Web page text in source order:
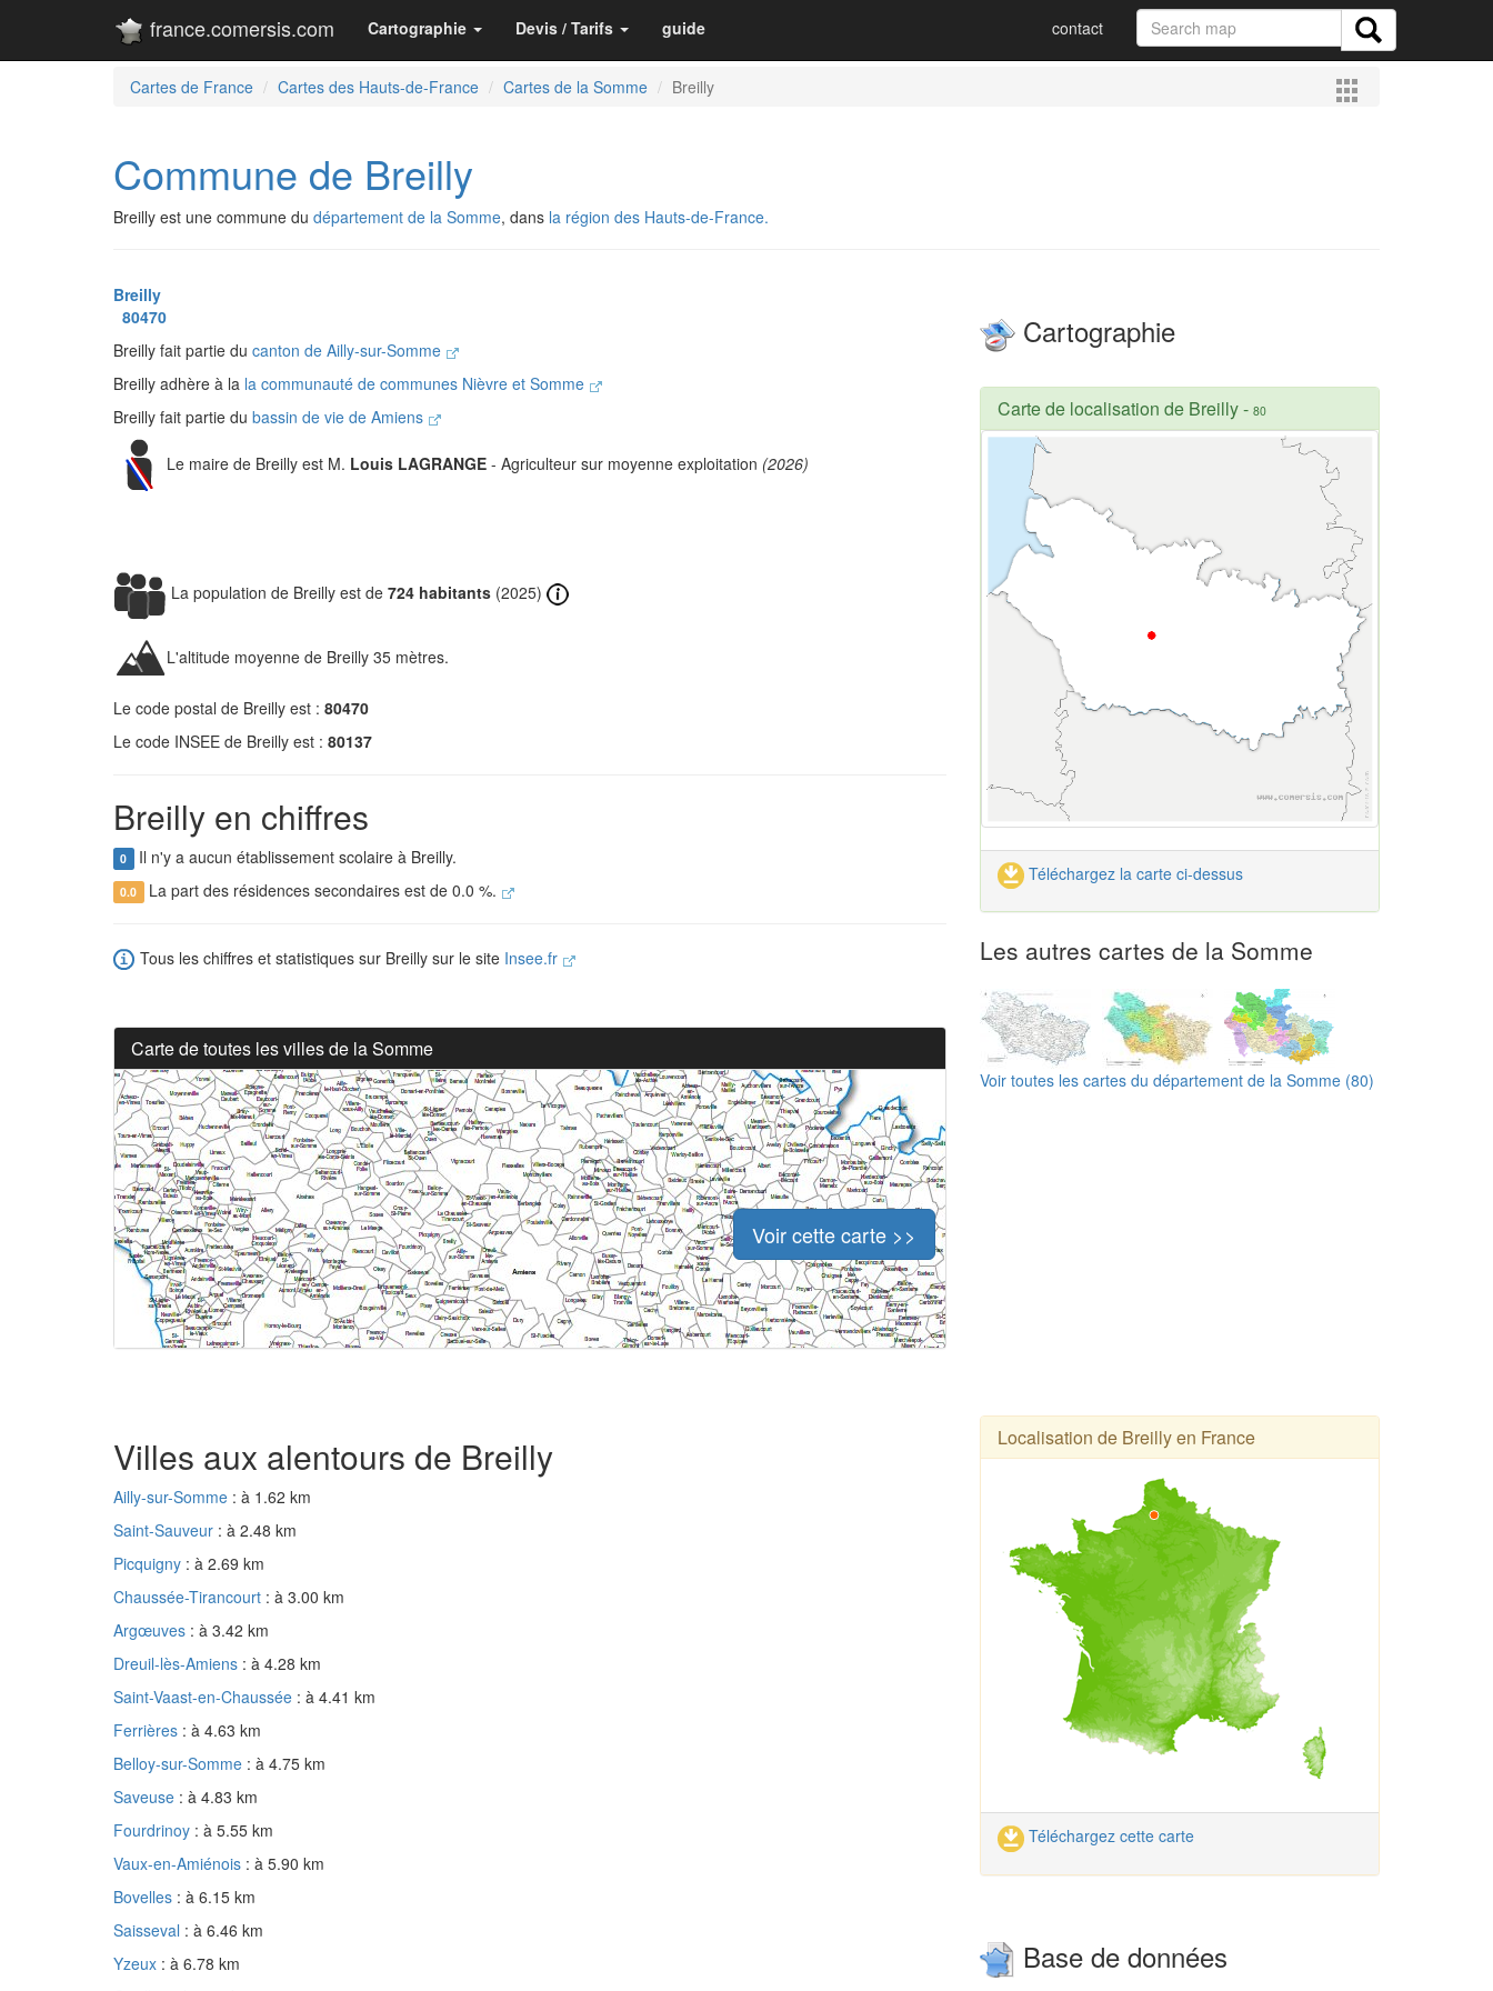
france.comersis.com Cartographie Devis / Tarifs guide contact
Cartes de France Cartes des Hauts-de-France Cartes de la Somme Breilly
Commune de Breilly
Breilly est une commune du département de la Somme, dans la région des Hauts-de-France.
Breilly
80470
Breilly fait partie du canton de Ailly-sur-Somme
Breilly adhère à la la communauté de communes Nièvre et Somme
Breilly fait partie du bassin de vie de Amiens
Le maire de Breilly est M. Louis LAGRANGE - Agriculteur sur moyenne exploitation (2026)
La population de Breilly est de 724 habitants (2025)
L'altitude moyenne de Breilly 35 mètres.
Le code postal de Breilly est : 80470
Le code INSEE de Breilly est : 80137
Breilly en chiffres
0 Il n'y a aucun établissement scolaire à Breilly.
0.0 La part des résidences secondaires est de 0.0 %.
Tous les chiffres et statistiques sur Breilly sur le site Insee.fr
Carte de toutes les villes de la Somme
Voir cette carte >>
Cartographie
Carte de localisation de Breilly- 80
Téléchargez la carte ci-dessus
Les autres cartes de la Somme
Voir toutes les cartes du département de la Somme (80)
Villes aux alentours de Breilly
Ailly-sur-Somme : à 1.62 km
Saint-Sauveur : à 2.48 km
Picquigny : à 2.69 km
Chaussée-Tirancourt : à 3.00 km
Argœuves : à 3.42 km
Dreuil-lès-Amiens : à 4.28 km
Saint-Vaast-en-Chaussée : à 4.41 km
Ferrières : à 4.63 km
Belloy-sur-Somme : à 4.75 km
Saveuse : à 4.83 km
Fourdrinoy : à 5.55 km
Vaux-en-Amiénois : à 5.90 km
Bovelles : à 6.15 km
Saisseval : à 6.46 km
Yzeux : à 6.78 km
Localisation de Breilly en France
Téléchargez cette carte
Base de données